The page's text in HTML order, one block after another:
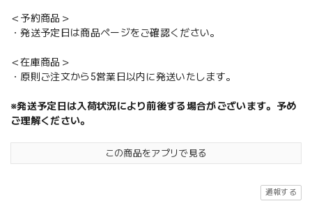
＜予約商品＞
・発送予定日は商品ページをご確認ください。
＜在庫商品＞
・原則ご注文から5営業日以内に発送いたします。
※発送予定日は入荷状況により前後する場合がございます。予め
ご理解ください。
この商品をアプリで見る
通報する